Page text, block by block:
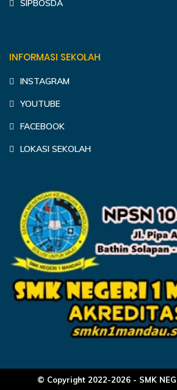
SIPBOSDA
INFORMASI SEKOLAH
INSTAGRAM
YOUTUBE
FACEBOOK
LOKASI SEKOLAH
© Copyright 2022-2026 - SMK